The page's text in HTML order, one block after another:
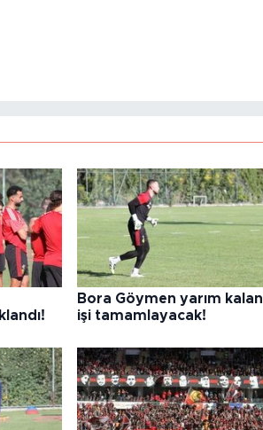
Bora Göymen yarım kalan
işi tamamlayacak!